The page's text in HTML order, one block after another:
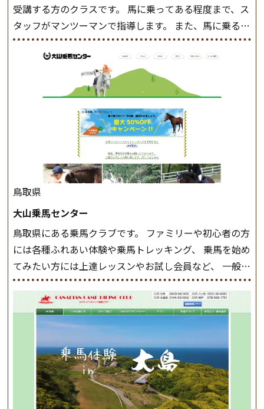
受講する方のクラスです。 馬に乗ってある程度まで、ス
タッフがマンツーマンで指導します。 また、馬に乗るだ
けでなく、馬の手入れや馬装（鞍などを装着する） も
このクラスで把握し、「馬に触れること」にも慣れてい
きましょう。 スタートクラス ビギナークラスで単独で
軽速歩(けいはやあし)ができるようになったら スタート
クラスへ。 グループレッスンで馬のスピードを調整し
ながら 軽速歩・正反撞(せいはんどう)を学びます。 安定
した手綱操作と軽速歩・正反撞ができるようになれば
駈歩(かけあし)練習に入ります。 ホップクラス スタート
クラスで常歩(なみあし)や 速歩、駈歩の初歩をマスター
したら、 次は部班にて駈歩を含めた誘導練習を行いま
しょう。 ステップクラス ホップクラスまでに練習した
の扶助操作や誘導方法を身につけましょう。 注意事項
◆馬場使用状況により、使用する馬場はこちらで決定い
たしますのでご了承ください ◆基本は雨天決行です
が、落雷・強風等のより、安全上急遽中止させていただ
く場合がございます。 ◆三木ホースランドパークの協議
会や講習会等により、一部レッスンが中止になる場合が
ございます。 その際、ご予約いただいている皆様には事
前にご連絡いたします。MIKIホーストレックのツアー
はこちら
鳥取県
大山乗馬センター
鳥取県にある乗馬クラブです。 ファミリーや初心者の方
には各種ふれあい体験や乗馬トレッキング、 乗馬を始め
てみたい方には上達レッスンやお試し会員など、 一般の
方に幅広くお楽しみいただける施設を目指しています。
また、お手軽（低価格）に会員になったり自分の馬を持
つことのできる乗馬クラブでもあり、 健康や趣味、スポ
ーツ競技として、老若男女様々な方が、日々乗馬をお楽
しみいただいています。 なお、ゴールデンウィークと夏
休み期間中は無休で営業していますので、ぜひご家族で
お越しください！大山乗馬センターの紹介記事はこち